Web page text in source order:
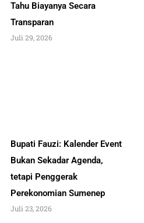
Tahu Biayanya Secara
Transparan
Juli 29, 2026
Bupati Fauzi: Kalender Event
Bukan Sekadar Agenda,
tetapi Penggerak
Perekonomian Sumenep
Juli 23, 2026